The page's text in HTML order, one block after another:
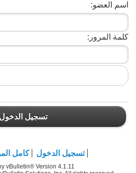
اسم العضو:
كلمة المرور:
تسجيل الدخول
تسجيل الدخول كامل
vBulletin® Version 4.1.11